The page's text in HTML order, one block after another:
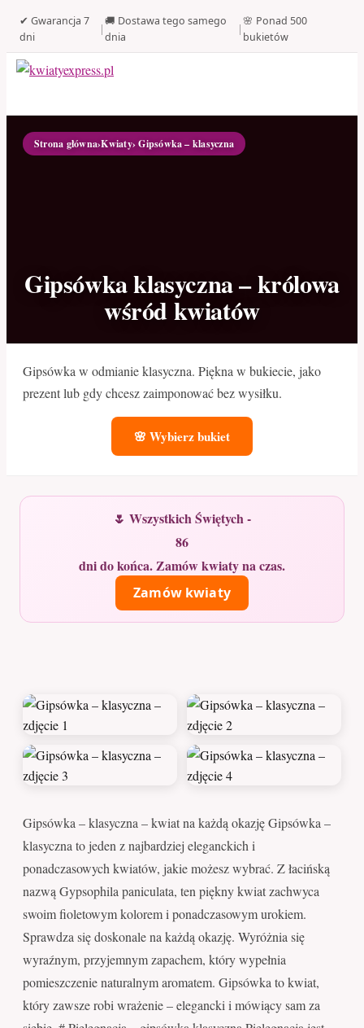
✔ Gwarancja 7
dni
|
🚚 Dostawa tego samego
dnia
|
🌸 Ponad 500
bukietów
Strona główna›Kwiaty› Gipsówka – klasyczna
Gipsówka klasyczna – królowa
wśród kwiatów
Gipsówka w odmianie klasyczna. Piękna w bukiecie, jako
prezent lub gdy chcesz zaimponować bez wysiłku.
🌸 Wybierz bukiet
🌷 Wszystkich Świętych -
86
dni do końca. Zamów kwiaty na czas.
Zamów kwiaty
Gipsówka – klasyczna – kwiat na każdą okazję Gipsówka –
klasyczna to jeden z najbardziej eleganckich i
ponadczasowych kwiatów, jakie możesz wybrać. Z łacińską
nazwą Gypsophila paniculata, ten piękny kwiat zachwyca
swoim fioletowym kolorem i ponadczasowym urokiem.
Sprawdza się doskonale na każdą okazję. Wyróżnia się
wyraźnym, przyjemnym zapachem, który wypełnia
pomieszczenie naturalnym aromatem. Gipsówka to kwiat,
który zawsze robi wrażenie – elegancki i mówiący sam za